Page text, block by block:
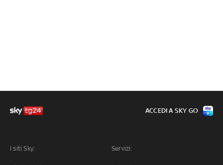
I siti Sky: Servizi:
ACCEDI A SKY GO